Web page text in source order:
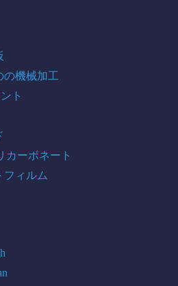
の機械加工
ト
カーボネート
フィルム